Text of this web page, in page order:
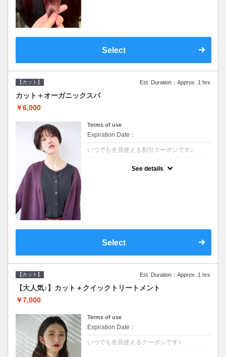
Select
【カット】 Est. Duration：Approx. 1 hrs
カット＋オーガニックスパ
￥6,000
Terms of use
Expiration Date：
いつでも全員使える割引クーポンです♪
See details
Select
【カット】 Est. Duration：Approx. 1 hrs
【大人気♪】カット＋クイックトリートメント
￥7,000
Terms of use
Expiration Date：
いつでも全員使えるクーポンです♪